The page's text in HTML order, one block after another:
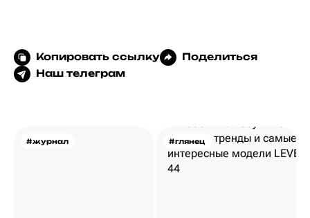
Копировать ссылку
Поделиться
Наш телеграм
#журнал #глянец